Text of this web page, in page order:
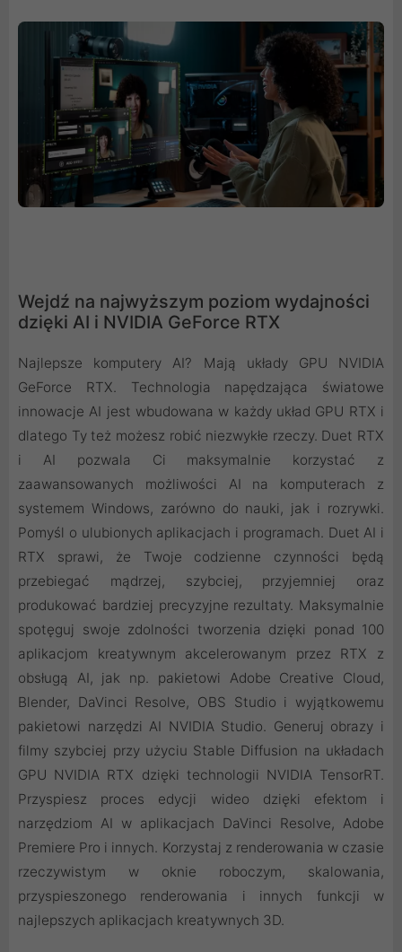
Wejdź na najwyższym poziom wydajności
dzięki AI i NVIDIA GeForce RTX
Najlepsze komputery AI? Mają układy GPU NVIDIA
GeForce RTX. Technologia napędzająca światowe
innowacje AI jest wbudowana w każdy układ GPU RTX i
dlatego Ty też możesz robić niezwykłe rzeczy. Duet RTX
i AI pozwala Ci maksymalnie korzystać z
zaawansowanych możliwości AI na komputerach z
systemem Windows, zarówno do nauki, jak i rozrywki.
Pomyśl o ulubionych aplikacjach i programach. Duet AI i
RTX sprawi, że Twoje codzienne czynności będą
przebiegać mądrzej, szybciej, przyjemniej oraz
produkować bardziej precyzyjne rezultaty. Maksymalnie
spotęguj swoje zdolności tworzenia dzięki ponad 100
aplikacjom kreatywnym akcelerowanym przez RTX z
obsługą AI, jak np. pakietowi Adobe Creative Cloud,
Blender, DaVinci Resolve, OBS Studio i wyjątkowemu
pakietowi narzędzi AI NVIDIA Studio. Generuj obrazy i
filmy szybciej przy użyciu Stable Diffusion na układach
GPU NVIDIA RTX dzięki technologii NVIDIA TensorRT.
Przyspiesz proces edycji wideo dzięki efektom i
narzędziom AI w aplikacjach DaVinci Resolve, Adobe
Premiere Pro i innych. Korzystaj z renderowania w czasie
rzeczywistym w oknie roboczym, skalowania,
przyspieszonego renderowania i innych funkcji w
najlepszych aplikacjach kreatywnych 3D.